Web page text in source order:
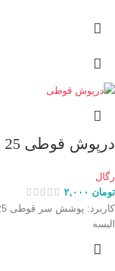
درپوش قوطی 25
رگال
تومان
البسه